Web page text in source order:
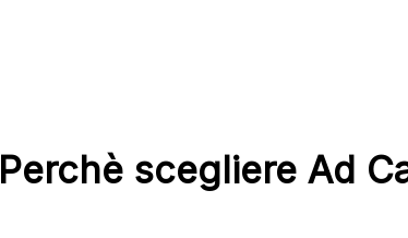
Perchè scegliere Ad